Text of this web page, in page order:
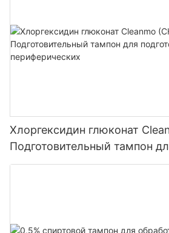
Хлоргексидин глюконат
Подготовительный тампон
кожи периферических